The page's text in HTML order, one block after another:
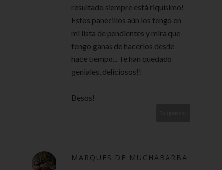
resultado siempre está riquísimo!
Estos panecillos aún los tengo en
mi lista de pendientes y mira que
tengo ganas de hacerlos desde
hace tiempo... Te han quedado
geniales, deliciosos!!
Besos!
MARQUES DE MUCHABARBA